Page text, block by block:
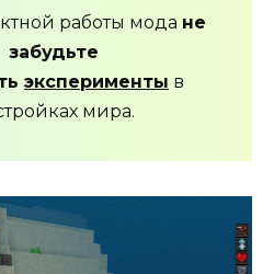
работы мода не
забудьте
эксперименты в
мира.